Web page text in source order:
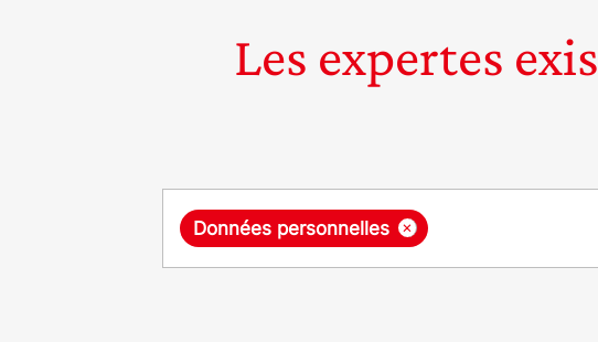
Les expertes
Requête ×
Données personnelles